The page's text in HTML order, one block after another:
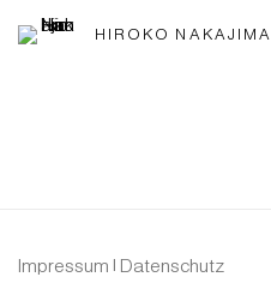
HIROKO NAKAJIMA
Impressum | Datenschutz